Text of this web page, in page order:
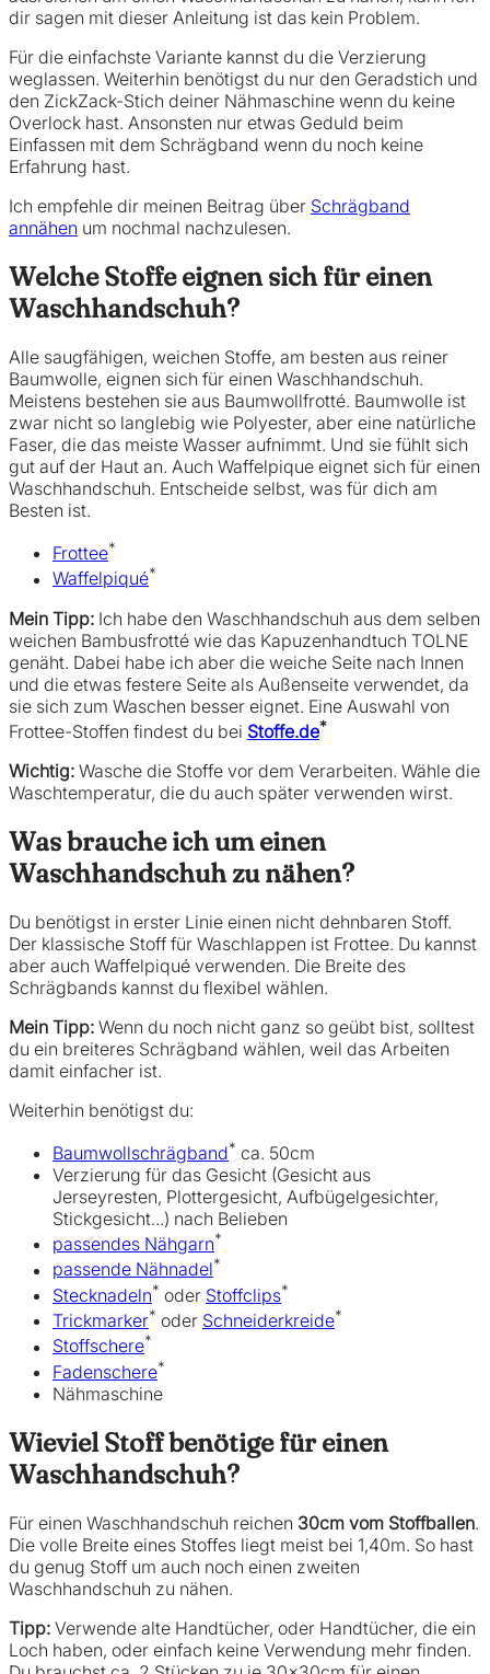
dir sagen mit dieser Anleitung ist das kein Problem.
Für die einfachste Variante kannst du die Verzierung
weglassen. Weiterhin benötigst du nur den Geradstich und
den ZickZack-Stich deiner Nähmaschine wenn du keine
Overlock hast. Ansonsten nur etwas Geduld beim
Einfassen mit dem Schrägband wenn du noch keine
Erfahrung hast.
Ich empfehle dir meinen Beitrag über Schrägband
annähen um nochmal nachzulesen.
Welche Stoffe eignen sich für einen
Waschhandschuh?
Alle saugfähigen, weichen Stoffe, am besten aus reiner
Baumwolle, eignen sich für einen Waschhandschuh.
Meistens bestehen sie aus Baumwollfrotté. Baumwolle ist
zwar nicht so langlebig wie Polyester, aber eine natürliche
Faser, die das meiste Wasser aufnimmt. Und sie fühlt sich
gut auf der Haut an. Auch Waffelpique eignet sich für einen
Waschhandschuh. Entscheide selbst, was für dich am
Besten ist.
Frottee*
Waffelpiqué*
Mein Tipp: Ich habe den Waschhandschuh aus dem selben
weichen Bambusfrotté wie das Kapuzenhandtuch TOLNE
genäht. Dabei habe ich aber die weiche Seite nach Innen
und die etwas festere Seite als Außenseite verwendet, da
sie sich zum Waschen besser eignet. Eine Auswahl von
Frottee-Stoffen findest du bei Stoffe.de*
Wichtig: Wasche die Stoffe vor dem Verarbeiten. Wähle die
Waschtemperatur, die du auch später verwenden wirst.
Was brauche ich um einen
Waschhandschuh zu nähen?
Du benötigst in erster Linie einen nicht dehnbaren Stoff.
Der klassische Stoff für Waschlappen ist Frottee. Du kannst
aber auch Waffelpiqué verwenden. Die Breite des
Schrägbands kannst du flexibel wählen.
Mein Tipp: Wenn du noch nicht ganz so geübt bist, solltest
du ein breiteres Schrägband wählen, weil das Arbeiten
damit einfacher ist.
Weiterhin benötigst du:
Baumwollschrägband* ca. 50cm
Verzierung für das Gesicht (Gesicht aus
Jerseyresten, Plottergesicht, Aufbügelgesichter,
Stickgesicht...) nach Belieben
passendes Nähgarn*
passende Nähnadel*
Stecknadeln* oder Stoffclips*
Trickmarker* oder Schneiderkreide*
Stoffschere*
Fadenschere*
Nähmaschine
Wieviel Stoff benötige für einen
Waschhandschuh?
Für einen Waschhandschuh reichen 30cm vom Stoffballen.
Die volle Breite eines Stoffes liegt meist bei 1,40m. So hast
du genug Stoff um auch noch einen zweiten
Waschhandschuh zu nähen.
Tipp: Verwende alte Handtücher, oder Handtücher, die ein
Loch haben, oder einfach keine Verwendung mehr finden.